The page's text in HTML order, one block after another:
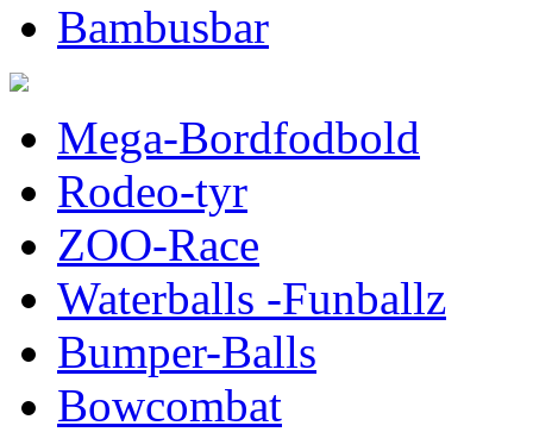
Bambusbar
Mega-Bordfodbold
Rodeo-tyr
ZOO-Race
Waterballs -Funballz
Bumper-Balls
Bowcombat